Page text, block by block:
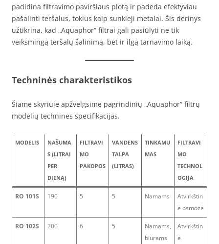
padidina filtravimo paviršiaus plotą ir padeda efektyviau
pašalinti teršalus, tokius kaip sunkieji metalai. Šis derinys
užtikrina, kad „Aquaphor“ filtrai gali pasiūlyti ne tik
veiksmingą teršalų šalinimą, bet ir ilgą tarnavimo laiką.
Techninės charakteristikos
Šiame skyriuje apžvelgsime pagrindinių „Aquaphor“ filtrų
modelių technines specifikacijas.
MODELIS
NAŠUMA
S (LITRAI
PER
DIENĄ)
FILTRAVI
MO
PAKOPOS
VANDENS
TALPA
(LITRAS)
TINKAMU
MAS
FILTRAVI
MO
TECHNOL
OGIJA
RO 101S 190 5 5 Namams
Atvirkštin
ė osmozė
RO 102S 200 6 5
Namams,
biurams
Atvirkštin
ė